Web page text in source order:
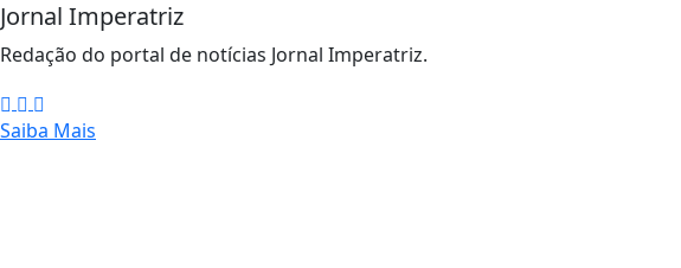
Jornal Imperatriz
Redação do portal de notícias Jornal Imperatriz.
Saiba Mais